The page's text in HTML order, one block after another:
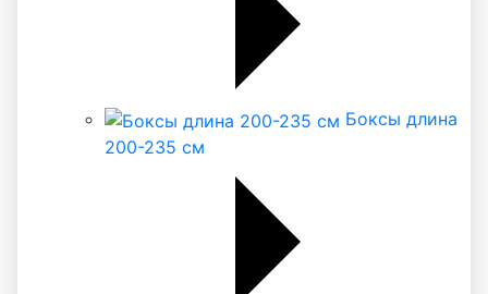
Боксы длина
200-235 см